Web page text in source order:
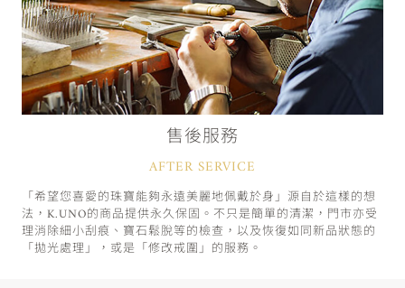
售後服務
AFTER SERVICE
「希望您喜愛的珠寶能夠永遠美麗地佩戴於身」源自於這樣的想
法，K.UNO的商品提供永久保固。不只是簡單的清潔，門市亦受
理消除細小刮痕、寶石鬆脫等的檢查，以及恢復如同新品狀態的
「拋光處理」，或是「修改戒圍」的服務。